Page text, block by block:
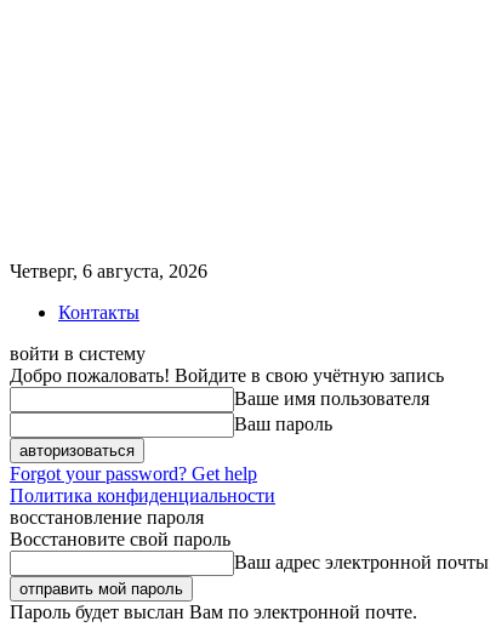
Четверг, 6 августа, 2026
Контакты
войти в систему
Добро пожаловать! Войдите в свою учётную запись
Ваше имя пользователя
Ваш пароль
Forgot your password? Get help
Политика конфиденциальности
восстановление пароля
Восстановите свой пароль
Ваш адрес электронной почты
Пароль будет выслан Вам по электронной почте.